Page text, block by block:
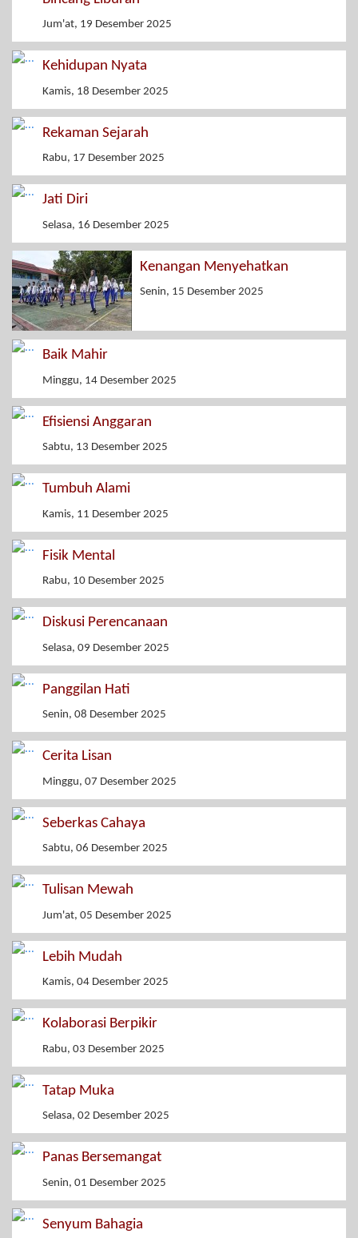
Jum'at, 19 Desember 2025
Kehidupan Nyata
Kamis, 18 Desember 2025
Rekaman Sejarah
Rabu, 17 Desember 2025
Jati Diri
Selasa, 16 Desember 2025
Kenangan Menyehatkan
Senin, 15 Desember 2025
Baik Mahir
Minggu, 14 Desember 2025
Efisiensi Anggaran
Sabtu, 13 Desember 2025
Tumbuh Alami
Kamis, 11 Desember 2025
Fisik Mental
Rabu, 10 Desember 2025
Diskusi Perencanaan
Selasa, 09 Desember 2025
Panggilan Hati
Senin, 08 Desember 2025
Cerita Lisan
Minggu, 07 Desember 2025
Seberkas Cahaya
Sabtu, 06 Desember 2025
Tulisan Mewah
Jum'at, 05 Desember 2025
Lebih Mudah
Kamis, 04 Desember 2025
Kolaborasi Berpikir
Rabu, 03 Desember 2025
Tatap Muka
Selasa, 02 Desember 2025
Panas Bersemangat
Senin, 01 Desember 2025
Senyum Bahagia